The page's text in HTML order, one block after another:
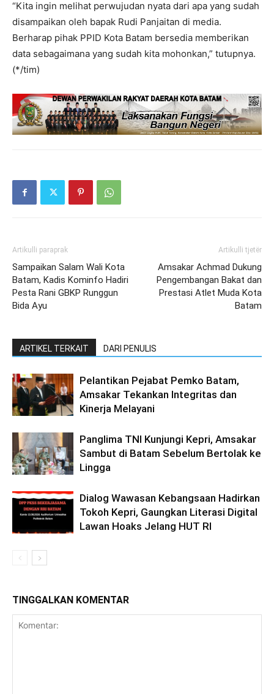
“Kita ingin melihat perwujudan nyata dari apa yang sudah
disampaikan oleh bapak Rudi Panjaitan di media.
Berharap pihak PPID Kota Batam bersedia memberikan
data sebagaimana yang sudah kita mohonkan,” tutupnya.
(*/tim)
Artikulli paraprak
Sampaikan Salam Wali Kota
Batam, Kadis Kominfo Hadiri
Pesta Rani GBKP Runggun
Bida Ayu
Artikulli tjetër
Amsakar Achmad Dukung
Pengembangan Bakat dan
Prestasi Atlet Muda Kota
Batam
ARTIKEL TERKAIT DARI PENULIS
Pelantikan Pejabat Pemko Batam,
Amsakar Tekankan Integritas dan
Kinerja Melayani
Panglima TNI Kunjungi Kepri, Amsakar
Sambut di Batam Sebelum Bertolak ke
Lingga
Dialog Wawasan Kebangsaan Hadirkan
Tokoh Kepri, Gaungkan Literasi Digital
Lawan Hoaks Jelang HUT RI
TINGGALKAN KOMENTAR